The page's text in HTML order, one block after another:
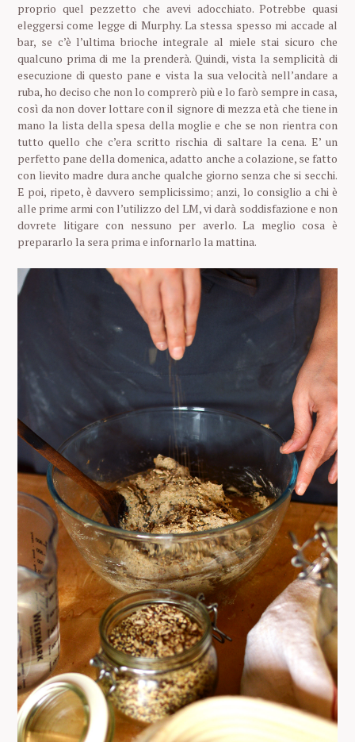
proprio quel pezzetto che avevi adocchiato. Potrebbe quasi
eleggersi come legge di Murphy. La stessa spesso mi accade al
bar, se c’è l’ultima brioche integrale al miele stai sicuro che
qualcuno prima di me la prenderà. Quindi, vista la semplicità di
esecuzione di questo pane e vista la sua velocità nell’andare a
ruba, ho deciso che non lo comprerò più e lo farò sempre in casa,
così da non dover lottare con il signore di mezza età che tiene in
mano la lista della spesa della moglie e che se non rientra con
tutto quello che c’era scritto rischia di saltare la cena. E’ un
perfetto pane della domenica, adatto anche a colazione, se fatto
con lievito madre dura anche qualche giorno senza che si secchi.
E poi, ripeto, è davvero semplicissimo; anzi, lo consiglio a chi è
alle prime armi con l’utilizzo del LM, vi darà soddisfazione e non
dovrete litigare con nessuno per averlo. La meglio cosa è
prepararlo la sera prima e infornarlo la mattina.